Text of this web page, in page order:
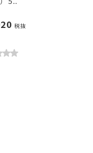
税抜